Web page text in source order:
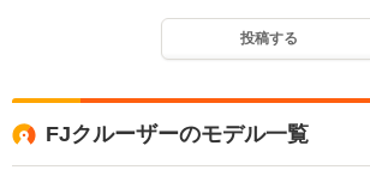
投稿する
FJクルーザーのモデル一覧